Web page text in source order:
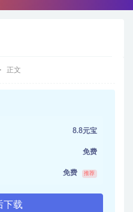
正文
8.8元宝
免费
免费 推荐
下载